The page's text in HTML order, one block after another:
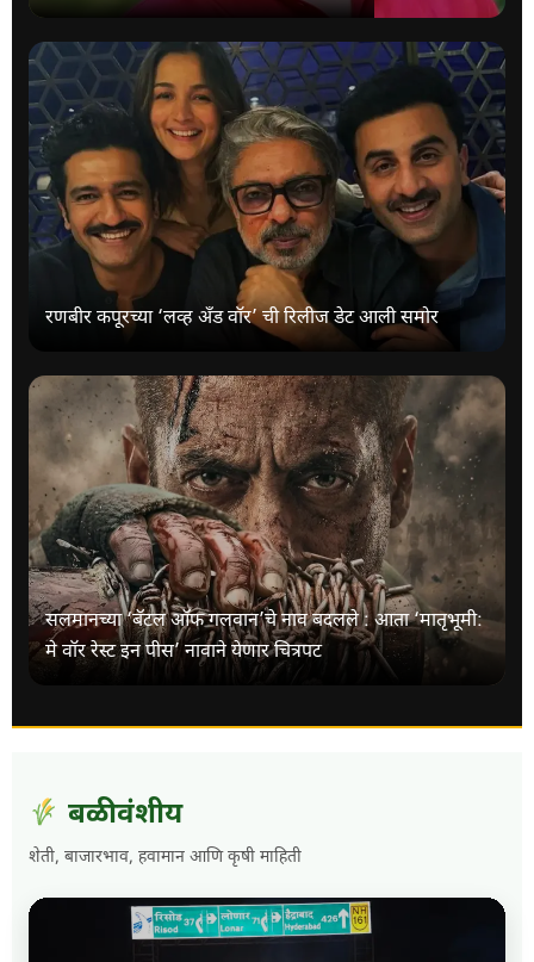
रणबीर कपूरच्या ‘लव्ह अँड वॉर’ ची रिलीज डेट आली समोर
सलमानच्या ‘बॅटल ऑफ गलवान’चे नाव बदलले : आता ‘मातृभूमी:
मे वॉर रेस्ट इन पीस’ नावाने येणार चित्रपट
बळीवंशीय
शेती, बाजारभाव, हवामान आणि कृषी माहिती